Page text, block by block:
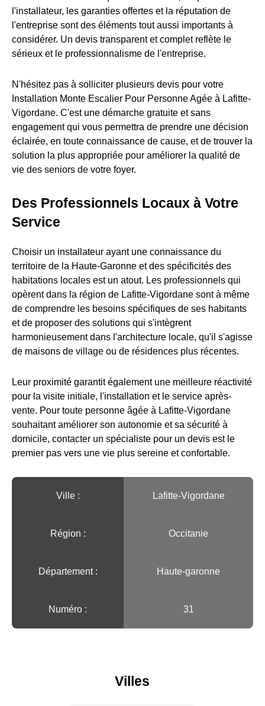
l'installateur, les garanties offertes et la réputation de
l'entreprise sont des éléments tout aussi importants à
considérer. Un devis transparent et complet reflète le
sérieux et le professionnalisme de l'entreprise.
N'hésitez pas à solliciter plusieurs devis pour votre
Installation Monte Escalier Pour Personne Agée à Lafitte-
Vigordane. C'est une démarche gratuite et sans
engagement qui vous permettra de prendre une décision
éclairée, en toute connaissance de cause, et de trouver la
solution la plus appropriée pour améliorer la qualité de
vie des seniors de votre foyer.
Des Professionnels Locaux à Votre
Service
Choisir un installateur ayant une connaissance du
territoire de la Haute-Garonne et des spécificités des
habitations locales est un atout. Les professionnels qui
opèrent dans la région de Lafitte-Vigordane sont à même
de comprendre les besoins spécifiques de ses habitants
et de proposer des solutions qui s'intègrent
harmonieusement dans l'architecture locale, qu'il s'agisse
de maisons de village ou de résidences plus récentes.
Leur proximité garantit également une meilleure réactivité
pour la visite initiale, l'installation et le service après-
vente. Pour toute personne âgée à Lafitte-Vigordane
souhaitant améliorer son autonomie et sa sécurité à
domicile, contacter un spécialiste pour un devis est le
premier pas vers une vie plus sereine et confortable.
Ville :️ Lafitte-Vigordane
Région :️ Occitanie
Département : Haute-garonne
Numéro : 31
Villes